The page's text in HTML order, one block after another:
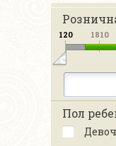
120 1810
Пол